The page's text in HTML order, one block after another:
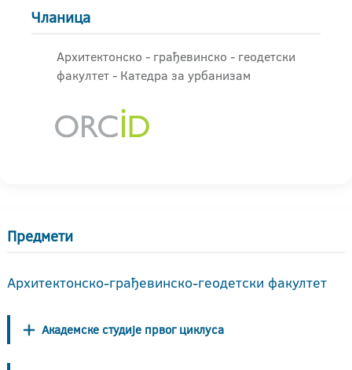
Чланица
Архитектонско - грађевинскo - геодетски
факултет - Катедра за урбанизам
Предмети
Архитектонско-грађевинско-геодетски факултет
Академске студије првог циклуса